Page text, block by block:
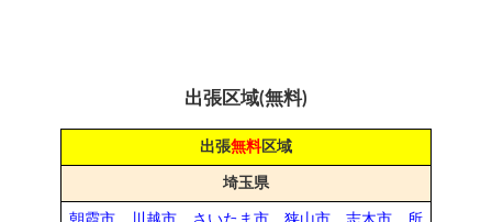
出張区域(無料)
出張無料区域
埼玉県